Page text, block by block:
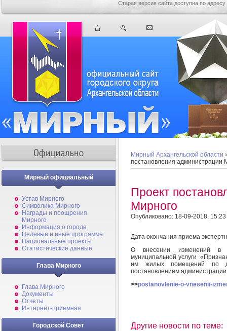
Старая версия сайта доступна по адресу
Мирный официальный
Устав Мирного
Символика Мирного
Награды и поощрения
Мирного
Информация о городе
Целевые и иные программы
Национальные проекты
Статистические данные
Глава Мирного
Глава Мирного
Документы
Отчеты
Интернет-приемная
Городской Совет
Мирный Архангельской области
постановления администрации
Проект
Мирного
Опубликовано: 18-09-2018, 15:23
Дата окончания приема
О внесении изменений в
муниципальной услуги
им жилых помещений по
постановлением
>>postanovlenie-o-vnesenii-
Другие новости по теме: